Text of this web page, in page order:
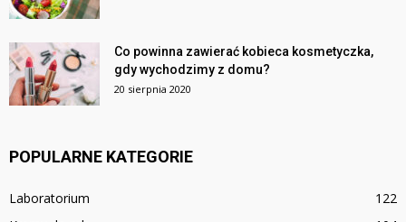
Co powinna zawierać kobieca kosmetyczka,
gdy wychodzimy z domu?
20 sierpnia 2020
POPULARNE KATEGORIE
Laboratorium
122